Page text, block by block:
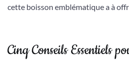
cette boisson emblématique a à
Cinq Conseils Essentiels